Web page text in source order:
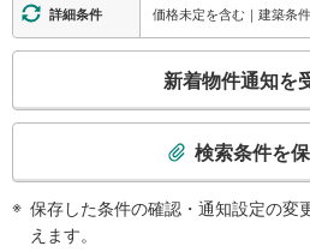
詳細条件
検
新着物件通知を
検索条件を
保存した条件の確認・通知設定の変
えます。